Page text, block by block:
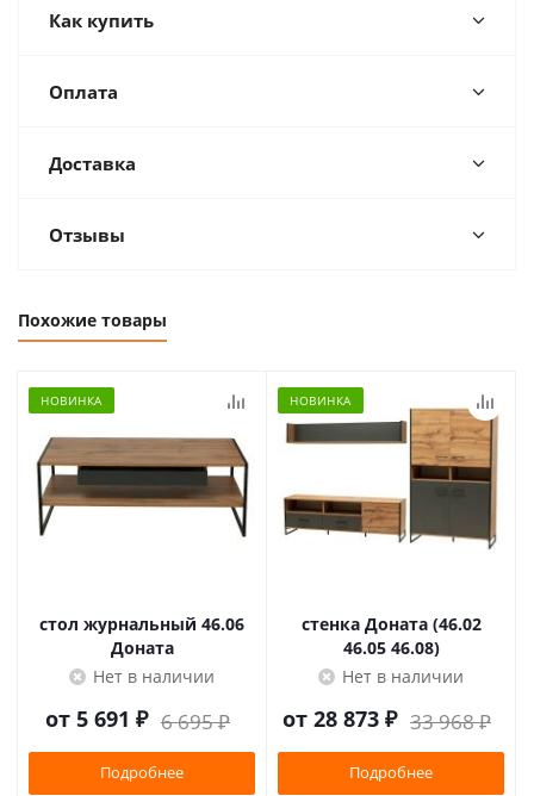
Как купить
Оплата
Доставка
Отзывы
Похожие товары
НОВИНКА
стол журнальный 46.06
Доната
Нет в наличии
от 5 691 ₽ 6 695 ₽
Подробнее
НОВИНКА
стенка Доната (46.02
46.05 46.08)
Нет в наличии
от 28 873 ₽ 33 968 ₽
Подробнее